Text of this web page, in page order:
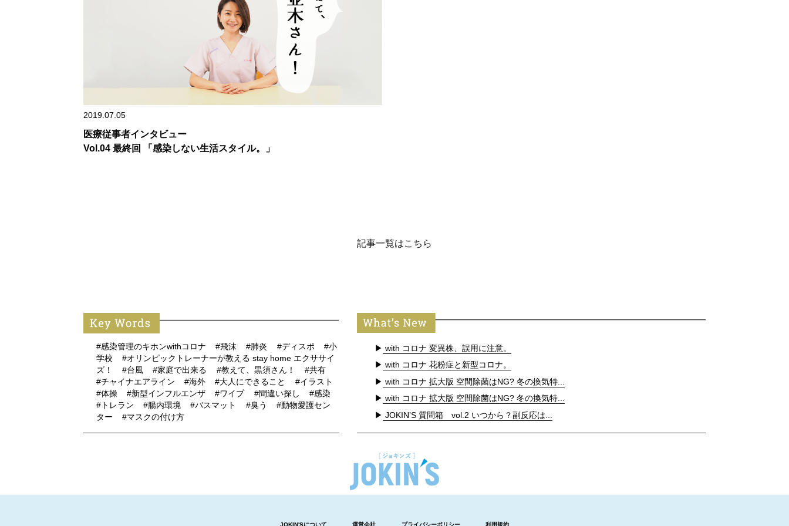
2019.07.05
医療従事者インタビュー
Vol.04 最終回 「感染しない生活スタイル。」
記事一覧はこちら
#感染管理のキホンwithコロナ #飛沫 #肺炎 #ディスポ
#小
学校
#オリンピックトレーナーが教える stay home エクササイ
ズ！
#台風 #家庭で出来る #教えて、黒須さん！
#共有
#チャイナエアライン
#海外 #大人にできること
#イラスト
#体操
#新型インフルエンザ #ワイプ #間違い探し
#感染
#トレラン
#腸内環境 #バスマット #臭う
#動物愛護セン
ター
#マスクの付け方
▶ with コロナ 変異株、誤用に注意。
▶ with コロナ 花粉症と新型コロナ。
▶ with コロナ 拡大版 空間除菌はNG? 冬の換気特...
▶ with コロナ 拡大版 空間除菌はNG? 冬の換気特...
▶ JOKIN’S 質問箱 vol.2 いつから？副反応は...
JOKIN'Sについて 運営会社 プライバシーポリシー 利用規約